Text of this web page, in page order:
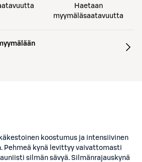
Haetaan
myymäläsaatavuutta
koostumus ja intensiivinen
Pehmeä kynä levittyy vaivattomasti
silmän sävyä. Silmänrajauskynä